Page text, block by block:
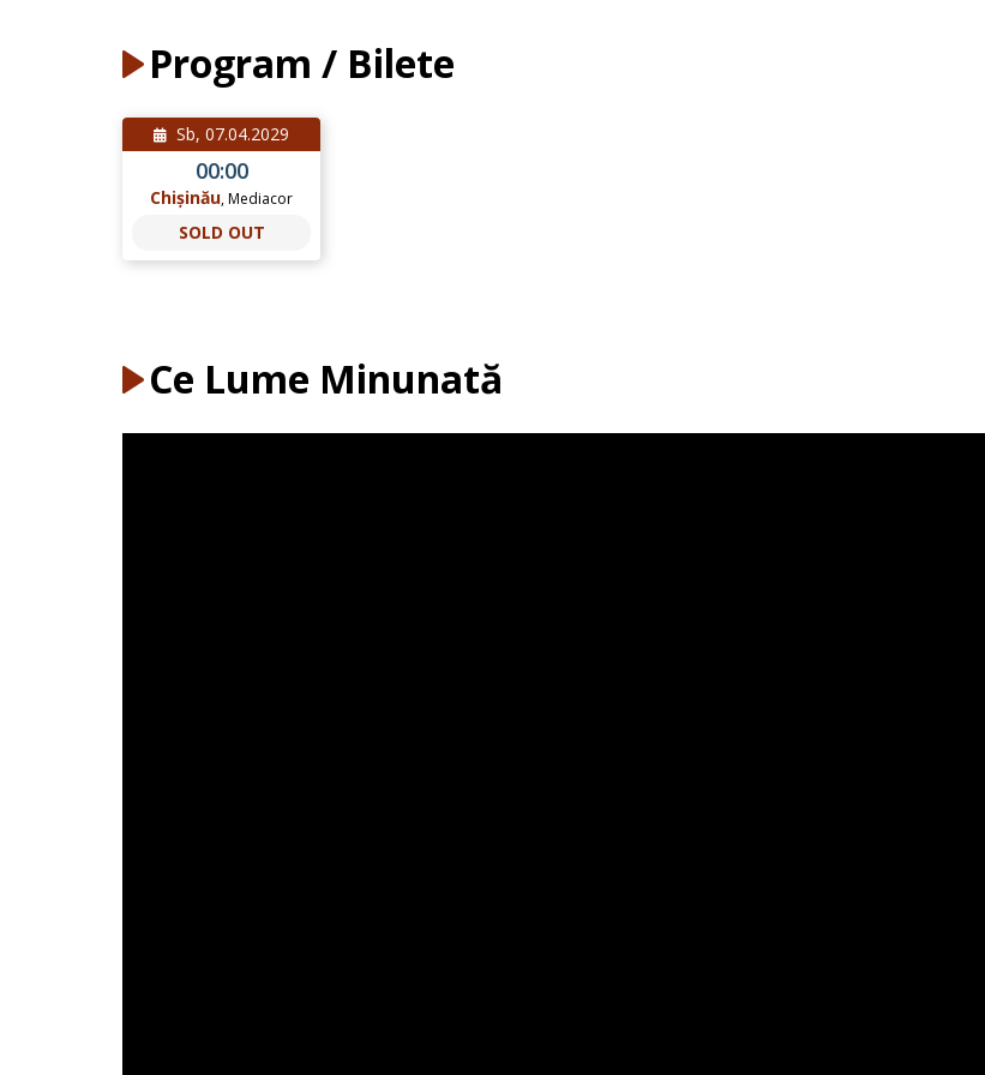
Program / Bilete
Sb, 07.04.2029
00:00
Chișinău, Mediacor
SOLD OUT
Ce Lume Minunată